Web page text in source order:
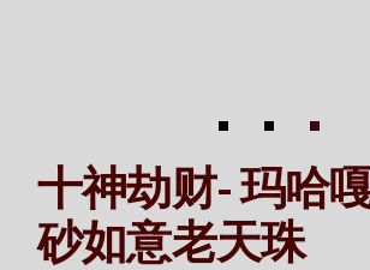
十神劫财- 玛哈
砂如意老天珠